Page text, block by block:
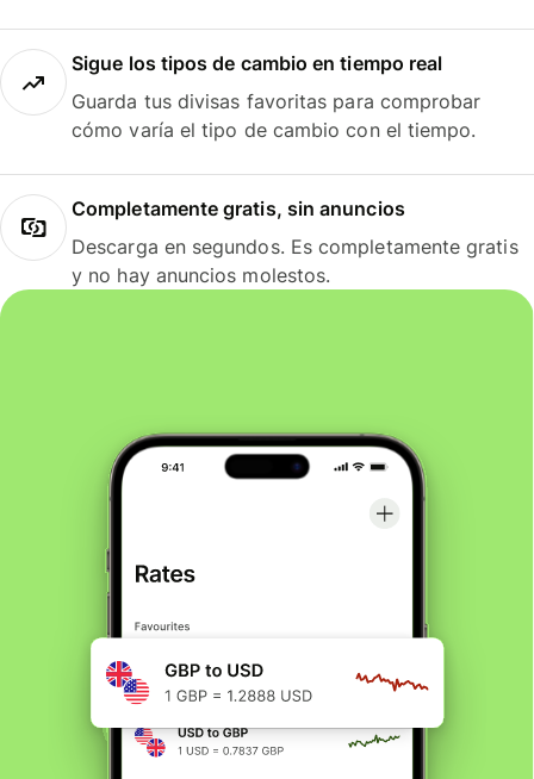
Sigue los tipos de cambio en tiempo real
Guarda tus divisas favoritas para comprobar
cómo varía el tipo de cambio con el tiempo.
Completamente gratis, sin anuncios
Descarga en segundos. Es completamente gratis
y no hay anuncios molestos.